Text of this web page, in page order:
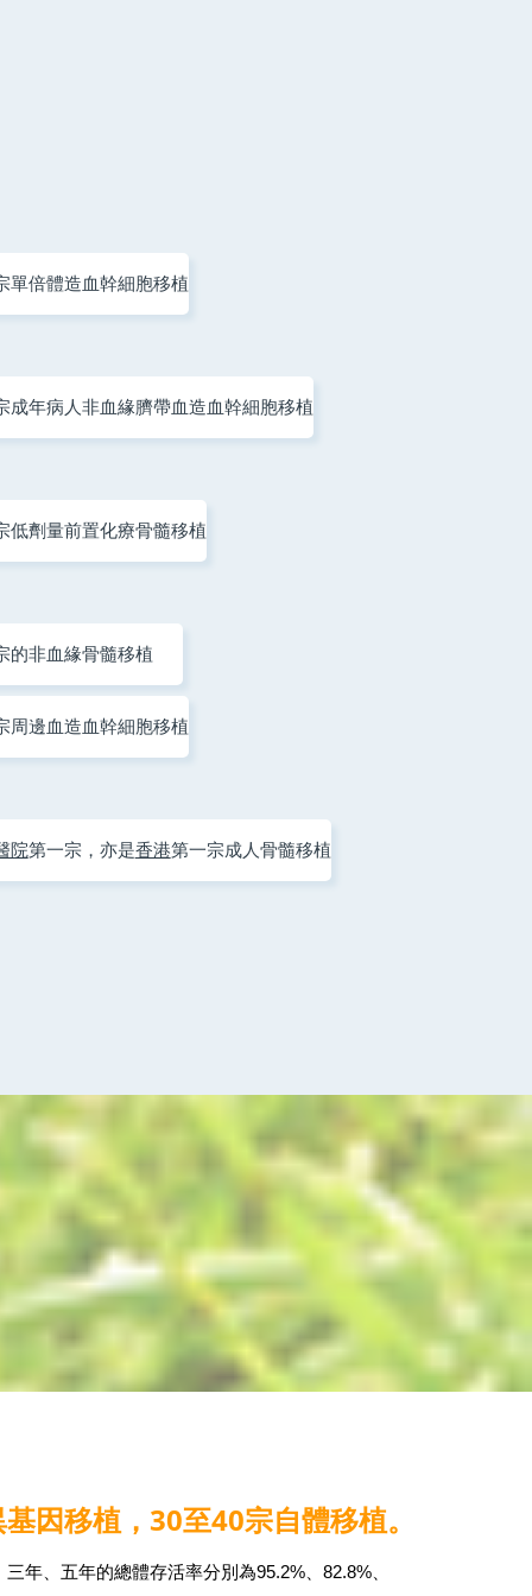
單倍體造血幹細胞移植
成年病人非血緣臍帶血造血幹細胞移植
低劑量前置化療骨髓移植
的非血緣骨髓移植
周邊血造血幹細胞移植
院第一宗，亦是香港第一宗成人骨髓移植
因移植，30至40宗自體移植。
年、五年的總體存活率分別為95.2%、82.8%、